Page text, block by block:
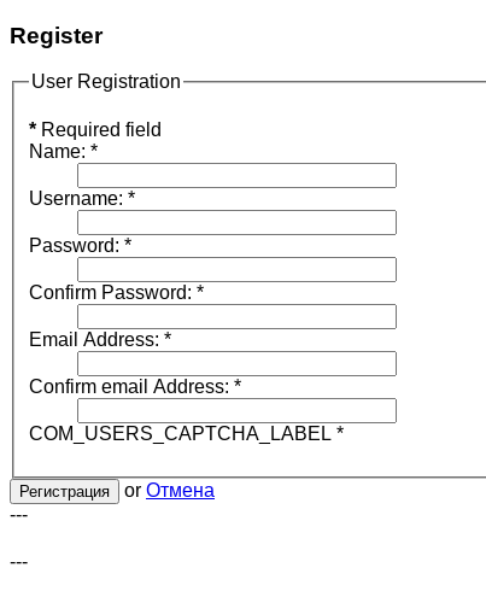
Register
User Registration
* Required field
Name: *
Username: *
Password: *
Confirm Password: *
Email Address: *
Confirm email Address: *
COM_USERS_CAPTCHA_LABEL *
Регистрация or Отмена
---
---